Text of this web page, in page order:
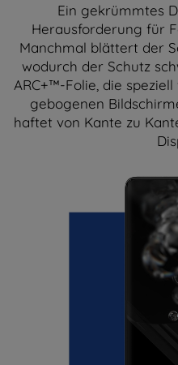
Ein gekrümmtes
Herausforderung für
Manchmal blättert der
wodurch der Schutz
ARC+™-Folie, die
gebogenen
haftet von Kante zu